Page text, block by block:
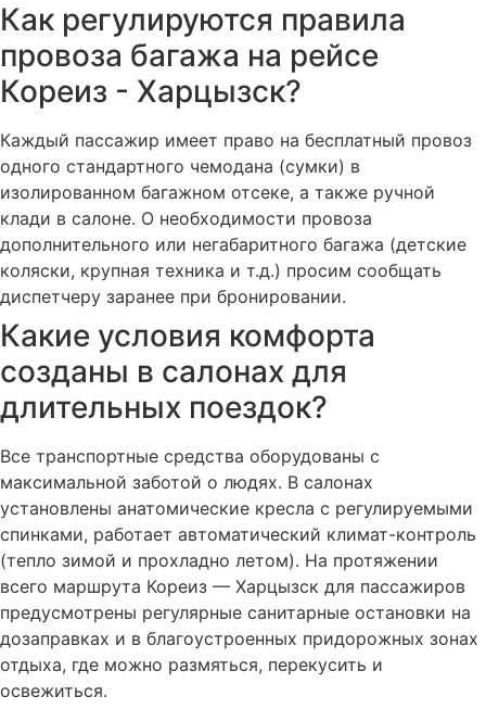
Как регулируются правила
провоза багажа на рейсе
Кореиз - Харцызск?
Каждый пассажир имеет право на бесплатный провоз
одного стандартного чемодана (сумки) в
изолированном багажном отсеке, а также ручной
клади в салоне. О необходимости провоза
дополнительного или негабаритного багажа (детские
коляски, крупная техника и т.д.) просим сообщать
диспетчеру заранее при бронировании.
Какие условия комфорта
созданы в салонах для
длительных поездок?
Все транспортные средства оборудованы с
максимальной заботой о людях. В салонах
установлены анатомические кресла с регулируемыми
спинками, работает автоматический климат-контроль
(тепло зимой и прохладно летом). На протяжении
всего маршрута Кореиз — Харцызск для пассажиров
предусмотрены регулярные санитарные остановки на
дозаправках и в благоустроенных придорожных зонах
отдыха, где можно размяться, перекусить и
освежиться.